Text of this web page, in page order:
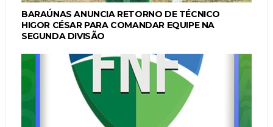
BARAÚNAS ANUNCIA RETORNO DE TÉCNICO
HIGOR CÉSAR PARA COMANDAR EQUIPE NA
SEGUNDA DIVISÃO